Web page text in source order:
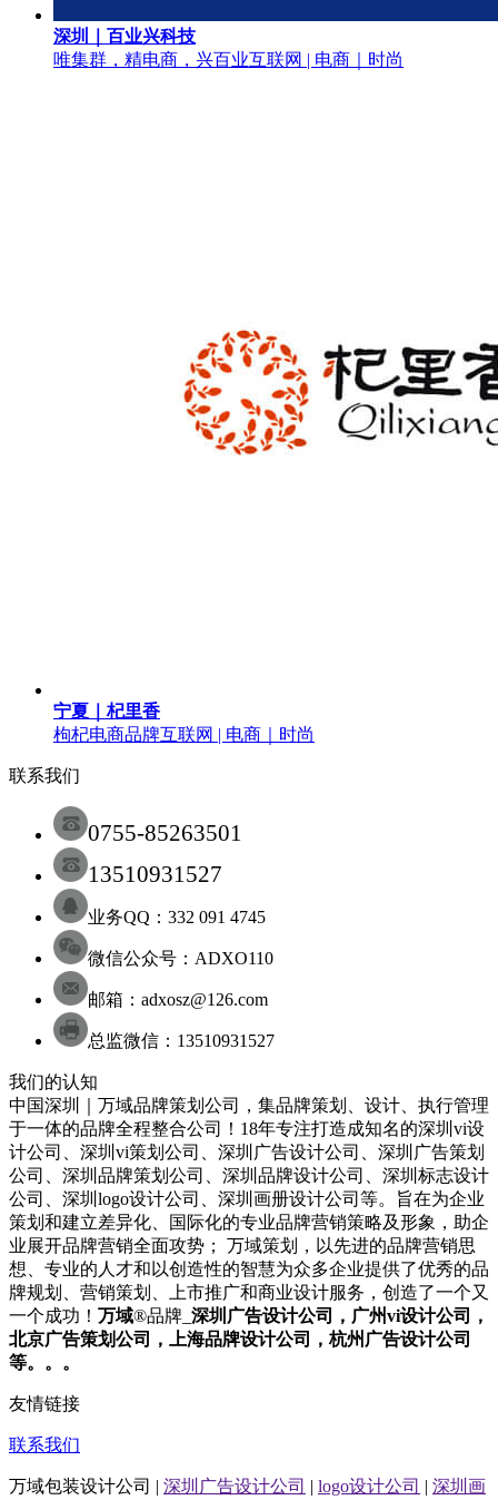
深圳｜百业兴科技
唯集群，精电商，兴百业互联网 | 电商｜时尚
宁夏｜杞里香
枸杞电商品牌互联网 | 电商｜时尚
联系我们
0755-85263501
13510931527
业务QQ：332 091 4745
微信公众号：ADXO110
邮箱：adxosz@126.com
总监微信：13510931527
我们的认知
中国深圳｜万域品牌策划公司，集品牌策划、设计、执行管理
于一体的品牌全程整合公司！18年专注打造成知名的深圳 vi设
计公司 深圳 vi策划 公司 深圳 广告设计公司 深圳 广告策划
公司
深圳 品牌策划 公司 深圳 品牌设计公司 深圳 标志设计
公司
深圳 logo设计公司 深圳 画册设计公司 等。旨在为企业
策划和建立差异化、国际化的专业品牌营销策略及形象，助企
业展开品牌营销全面攻势； 万域策划，以先进的品牌营销思
想、专业的人才和以创造性的智慧为众多企业提供了优秀的品
牌规划、营销策划、上市推广和商业设计服务， 创造了一个又
一个成功！ 万域®品牌_ 深圳 广告设计公司 ，广州vi设计公司
，
北京广告策划公司 ，上海品牌设计公司 ，杭州 广告设计公司
等。。。
友情链接
联系我们
万域包装设计公司 | 深圳广告设计公司 | logo设计公司 | 深圳画